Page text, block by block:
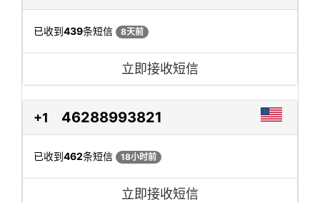
已收到439条短信 8天前
立即接收短信
+1 46288993821
已收到462条短信 18小时前
立即接收短信